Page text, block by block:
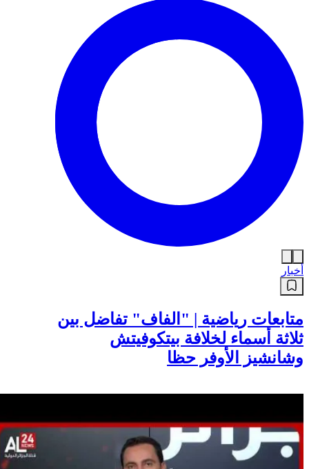
أخبار
متابعات رياضية | "الفاف" تفاضل بين
ثلاثة أسماء لخلافة بيتكوفيتش
وشانشيز الأوفر حظا